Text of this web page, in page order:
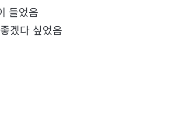
들었음
겠다 싶었음